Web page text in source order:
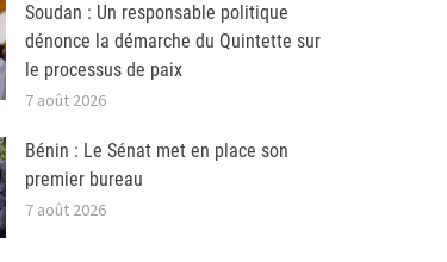
Soudan : Un responsable politique
dénonce la démarche du Quintette sur
le processus de paix
7 août 2026
Bénin : Le Sénat met en place son
premier bureau
7 août 2026